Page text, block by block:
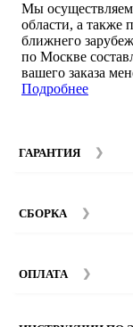
Мы
области, а также
ближнего
по Москве
вашего заказа
Подробнее
ГАРАНТИЯ
составляет 12
СБОРКА
Стоимость
ОПЛАТА